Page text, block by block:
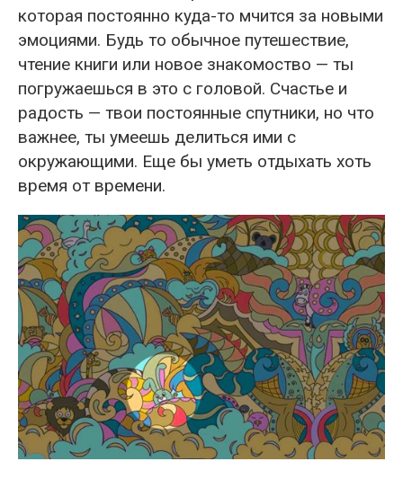
которая постоянно куда-то мчится за новыми
эмоциями. Будь то обычное путешествие,
чтение книги или новое знакомоство — ты
погружаешься в это с головой. Счастье и
радость — твои постоянные спутники, но что
важнее, ты умеешь делиться ими с
окружающими. Еще бы уметь отдыхать хоть
время от времени.